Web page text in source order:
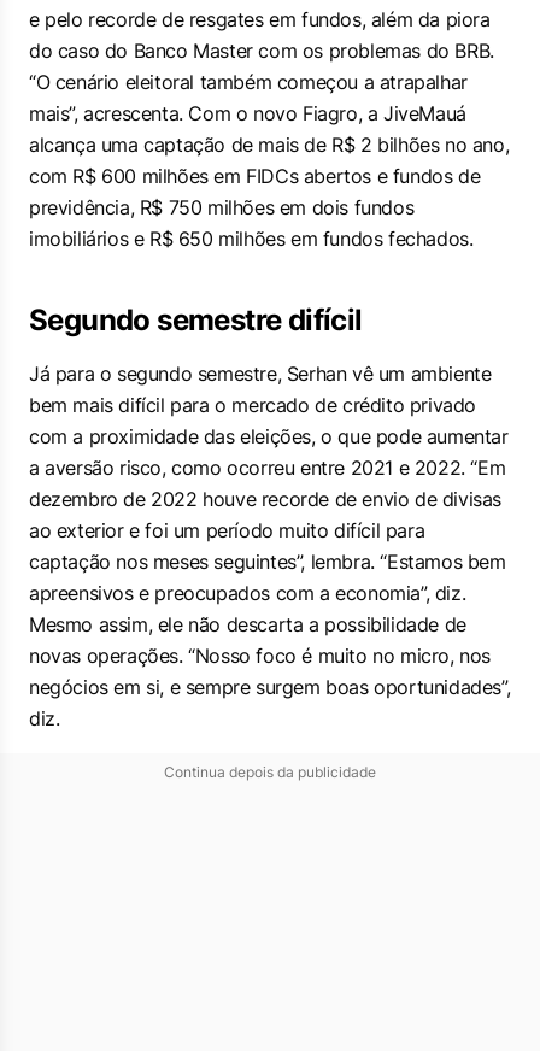
e pelo recorde de resgates em fundos, além da piora
do caso do Banco Master com os problemas do BRB.
“O cenário eleitoral também começou a atrapalhar
mais”, acrescenta. Com o novo Fiagro, a JiveMauá
alcança uma captação de mais de R$ 2 bilhões no ano,
com R$ 600 milhões em FIDCs abertos e fundos de
previdência, R$ 750 milhões em dois fundos
imobiliários e R$ 650 milhões em fundos fechados.
Segundo semestre difícil
Já para o segundo semestre, Serhan vê um ambiente
bem mais difícil para o mercado de crédito privado
com a proximidade das eleições, o que pode aumentar
a aversão risco, como ocorreu entre 2021 e 2022. “Em
dezembro de 2022 houve recorde de envio de divisas
ao exterior e foi um período muito difícil para
captação nos meses seguintes”, lembra. “Estamos bem
apreensivos e preocupados com a economia”, diz.
Mesmo assim, ele não descarta a possibilidade de
novas operações. “Nosso foco é muito no micro, nos
negócios em si, e sempre surgem boas oportunidades”,
diz.
Continua depois da publicidade